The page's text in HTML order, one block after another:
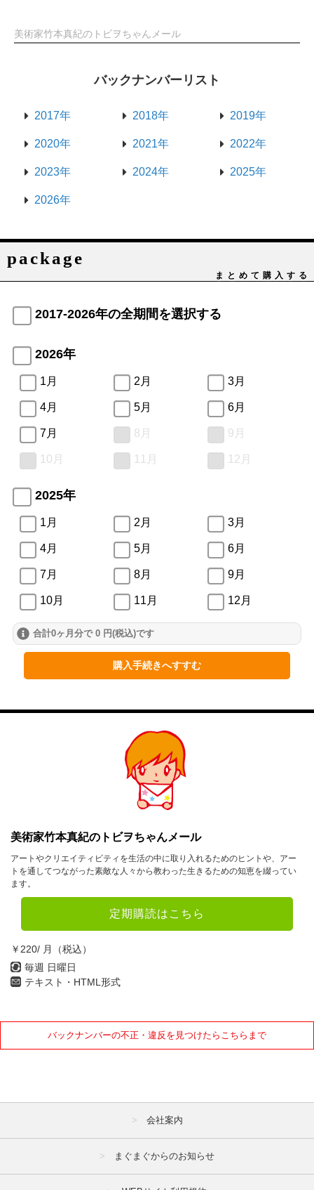
美術家竹本真紀のトビヲちゃんメール
バックナンバーリスト
2017年 2018年 2019年
2020年 2021年 2022年
2023年 2024年 2025年
2026年
美術家竹本真紀のトビヲちゃんメール
アートやクリエイティビティを生活の中に取り入れるためのヒントや、アー
トを通してつながった素敵な人々から教わった生きるための知恵を綴ってい
ます。
定期購読はこちら
￥220/ 月（税込）
毎週 日曜日
テキスト・HTML形式
バックナンバーの不正・違反を見つけたらこちらまで
package
まとめて購入する
2017-2026年の全期間を選択する
2026年
1月 2月 3月
4月 5月 6月
7月 8月 9月
10月 11月 12月
2025年
1月 2月 3月
4月 5月 6月
7月 8月 9月
10月 11月 12月
2024年
2月
7月 8月 9月
11月
2月
4月 5月
7月 8月 9月
1月
4月
10月 11月 12月
5月
7月 8月 9月
合計0ヶ月分で 0 円(税込)です
購入手続きへすすむ
会社案内
まぐまぐからのお知らせ